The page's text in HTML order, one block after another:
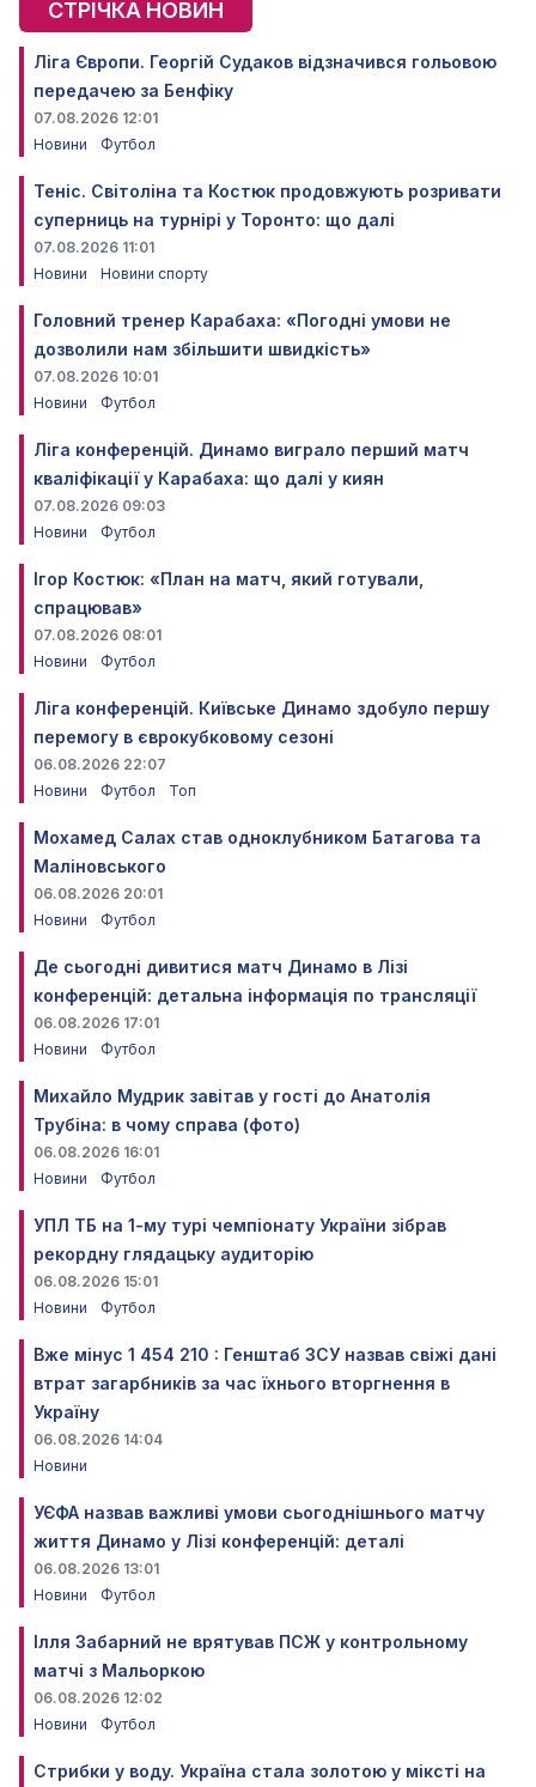
СТРІЧКА НОВИН
Ліга Європи. Георгій Судаков відзначився гольовою
передачею за Бенфіку
07.08.2026 12:01
Новини
Футбол
Теніс. Світоліна та Костюк продовжують розривати
суперниць на турнірі у Торонто: що далі
07.08.2026 11:01
Новини
Новини спорту
Головний тренер Карабаха: «Погодні умови не
дозволили нам збільшити швидкість»
07.08.2026 10:01
Новини
Футбол
Ліга конференцій. Динамо виграло перший матч
кваліфікації у Карабаха: що далі у киян
07.08.2026 09:03
Новини
Футбол
Ігор Костюк: «План на матч, який готували,
спрацював»
07.08.2026 08:01
Новини
Футбол
Ліга конференцій. Київське Динамо здобуло першу
перемогу в єврокубковому сезоні
06.08.2026 22:07
Новини
Футбол Топ
Мохамед Салах став одноклубником Батагова та
Маліновського
06.08.2026 20:01
Новини
Футбол
Де сьогодні дивитися матч Динамо в Лізі
конференцій: детальна інформація по трансляції
06.08.2026 17:01
Новини
Футбол
Михайло Мудрик завітав у гості до Анатолія
Трубіна: в чому справа (фото)
06.08.2026 16:01
Новини
Футбол
УПЛ ТБ на 1-му турі чемпіонату України зібрав
рекордну глядацьку аудиторію
06.08.2026 15:01
Новини
Футбол
Вже мінус 1 454 210 : Генштаб ЗСУ назвав свіжі дані
втрат загарбників за час їхнього вторгнення в
Україну
06.08.2026 14:04
Новини
УЄФА назвав важливі умови сьогоднішнього матчу
життя Динамо у Лізі конференцій: деталі
06.08.2026 13:01
Новини
Футбол
Ілля Забарний не врятував ПСЖ у контрольному
матчі з Мальоркою
06.08.2026 12:02
Новини
Футбол
Стрибки у воду. Україна стала золотою у міксті на